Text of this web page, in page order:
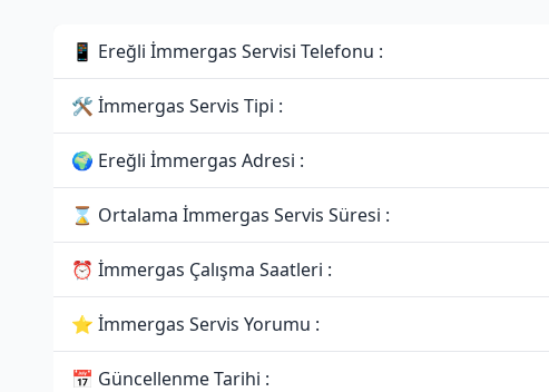
📱 Ereğli İmmergas Servisi Telefonu :
🛠 İmmergas Servis Tipi :
🌍 Ereğli İmmergas Adresi :
⌛ Ortalama İmmergas Servis Süresi :
⏰ İmmergas Çalışma Saatleri :
⭐ İmmergas Servis Yorumu :
📅 Güncellenme Tarihi :